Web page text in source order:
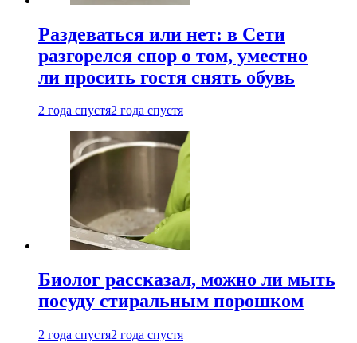
Раздеваться или нет: в Сети
разгорелся спор о том, уместно
ли просить гостя снять обувь
2 года спустя2 года спустя
Биолог рассказал, можно ли мыть
посуду стиральным порошком
2 года спустя2 года спустя